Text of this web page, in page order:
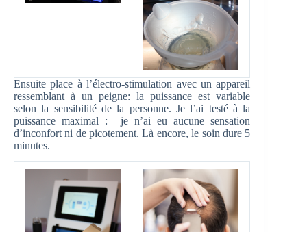
Ensuite place à l’électro-stimulation avec un appareil
ressemblant à un peigne: la puissance est variable
selon la sensibilité de la personne. Je l’ai testé à la
puissance maximal : je n’ai eu aucune sensation
d’inconfort ni de picotement. Là encore, le soin dure 5
minutes.